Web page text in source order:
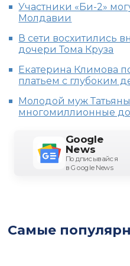
Участники «Би-2»
Молдавии
В сети восхитились
дочери Тома Круза
Екатерина Климова
платьем с глубоким
Молодой муж
многомиллионные
Google
News
Подписывайся
в Google News
Самые